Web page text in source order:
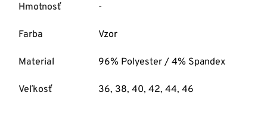
Hmotnosť -
Farba Vzor
Material 96% Polyester / 4% Spandex
Veľkosť 36, 38, 40, 42, 44, 46